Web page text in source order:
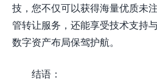
技，您不仅可以获得海量优质未
管转让服务，还能享受技术支持
数字资产布局保驾护航。
结语：